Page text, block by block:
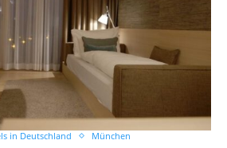
in Deutschland München